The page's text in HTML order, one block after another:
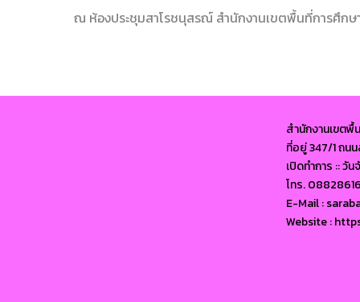
ณ ห้องประชุมสาโรชนุสรณ์ สำนักงานเขตพื้นที่การศึกษ
สำนักงานเขตพื้
ที่อยู่ 347/1 ถน
เปิดทำการ :: วั
โทร.
E-Mail :
Website :